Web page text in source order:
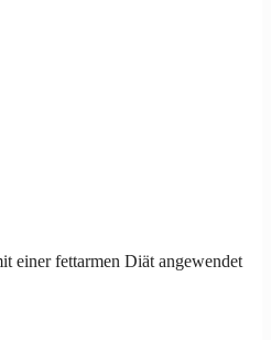
einer fettarmen Diät angewendet